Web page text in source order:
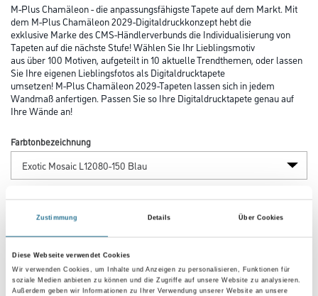
Zustimmung Details Über Cookies
Diese Webseite verwendet Cookies
Wir verwenden Cookies, um Inhalte und Anzeigen zu personalisieren, Funktionen für
soziale Medien anbieten zu können und die Zugriffe auf unsere Website zu analysieren.
Außerdem geben wir Informationen zu Ihrer Verwendung unserer Website an unsere
M-Plus Chamäleon - die anpassungsfähigste Tapete auf dem Markt. Mit
dem M-Plus Chamäleon 2029-Digitaldruckkonzept hebt die
exklusive Marke des CMS-Händlerverbunds die Individualisierung von
Tapeten auf die nächste Stufe! Wählen Sie Ihr Lieblingsmotiv
aus über 100 Motiven, aufgeteilt in 10 aktuelle Trendthemen, oder lassen
Sie Ihre eigenen Lieblingsfotos als Digitaldrucktapete
umsetzen! M-Plus Chamäleon 2029-Tapeten lassen sich in jedem
Wandmaß anfertigen. Passen Sie so Ihre Digitaldrucktapete genau auf
Ihre Wände an!
Farbtonbezeichnung
Länge in centimeter
Breite in centimeter